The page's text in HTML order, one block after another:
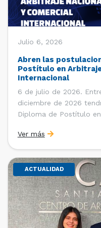
Julio 6, 2026
Abren las
Postítulo en
Internacional
6 de julio de 2026.
diciembre de 2026
Diploma de Postítulo
Derecho Internacional
Universidad de Chile y
Ver más
ACTUALIDAD